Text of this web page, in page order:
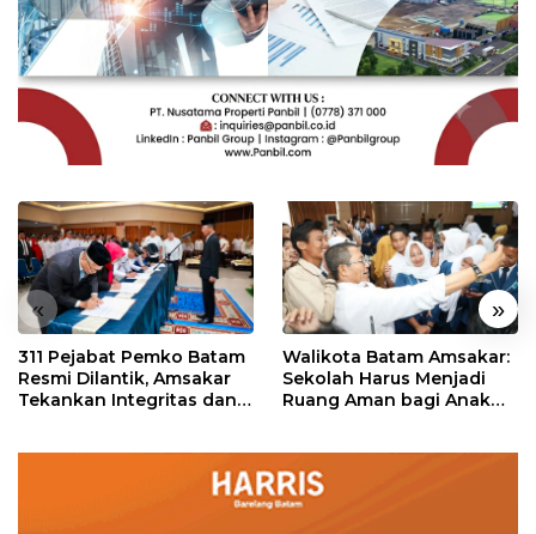
« »
311 Pejabat Pemko Batam
Resmi Dilantik, Amsakar
Tekankan Integritas dan
Walikota Batam Amsakar:
Sekolah Harus Menjadi
Ruang Aman bagi Anak